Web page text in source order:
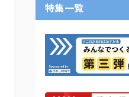
特集一覧